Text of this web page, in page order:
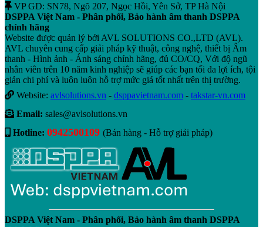
VP GD: SN78, Ngõ 207, Ngọc Hồi, Yên Sở, TP Hà Nội
DSPPA Việt Nam - Phân phối, Bảo hành âm thanh DSPPA
chính hãng
Website được quản lý bởi AVL SOLUTIONS CO.,LTD (AVL).
AVL chuyên cung cấp giải pháp kỹ thuật, công nghệ, thiết bị Âm
thanh - Hình ảnh - Ánh sáng chính hãng, đủ CO/CQ, Với độ ngũ
nhân viên trên 10 năm kinh nghiệp sẽ giúp các bạn tối đa lợi ích, tội
giản chi phí và luôn luôn hỗ trợ mức giá tốt nhất trên thị trường.
Website: avlsolutions.vn - dsppavietnam.com - takstar-vn.com
Email: sales@avlsolutions.vn
Hotline: 0942500109 (Bán hàng - Hỗ trợ giải pháp)
DSPPA Việt Nam - Phân phối, Bảo hành âm thanh DSPPA